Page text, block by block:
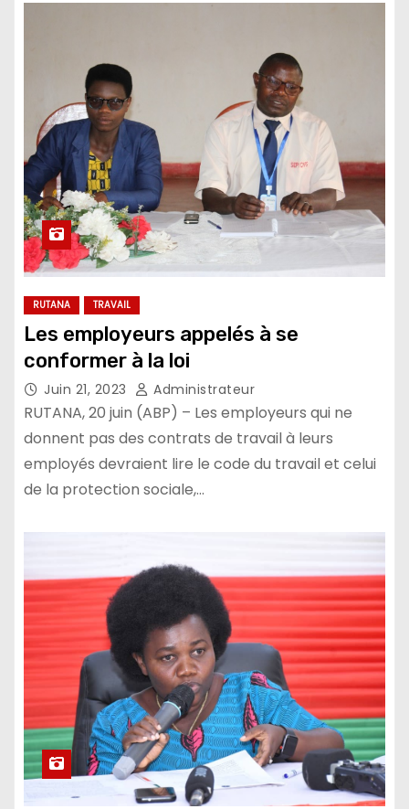
RUTANA TRAVAIL
Les employeurs appelés à se
conformer à la loi
Juin 21, 2023 Administrateur
RUTANA, 20 juin (ABP) – Les employeurs qui ne
donnent pas des contrats de travail à leurs
employés devraient lire le code du travail et celui
de la protection sociale,…